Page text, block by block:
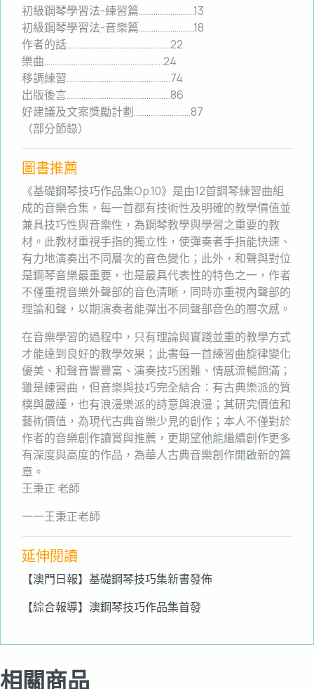
初級鋼琴學習法-練習篇……………………..13
初級鋼琴學習法-音樂篇……………………..18
作者的話………………………………………….22
樂曲………………………………………………..24
移調練習………………………………………….74
出版後言………………………………………….86
好建議及文案獎勵計劃………………………87
（部分節錄）
圖書推薦
《基礎鋼琴技巧作品集Op.10》是由12首鋼琴練習曲組
成的音樂合集，每一首都有技術性及明確的教學價值並
兼具技巧性與音樂性，為鋼琴教學與學習之重要的教
材。此教材重視手指的獨立性，使彈奏者手指能快速、
有力地演奏出不同層次的音色變化；此外，和聲與對位
是鋼琴音樂最重要，也是最具代表性的特色之一，作者
不僅重視音樂外聲部的音色清晰，同時亦重視內聲部的
理論和聲，以期演奏者能彈出不同聲部音色的層次感。
在音樂學習的過程中，只有理論與實踐並重的教學方式
才能達到良好的教學效果；此書每一首練習曲旋律變化
優美、和聲音響豐富、演奏技巧困難、情感流暢飽滿；
雖是練習曲，但音樂與技巧完全結合：有古典樂派的質
樸與嚴謹，也有浪漫樂派的詩意與浪漫；其研究價值和
藝術價值，為現代古典音樂少見的創作；本人不僅對於
作者的音樂創作讀賞與推薦，更期望他能繼續創作更多
有深度與高度的作品，為華人古典音樂創作開啟新的篇
章。
王秉正 老師
一一王秉正老師
延伸閱讀
【澳門日報】基礎鋼琴技巧集新書發佈
【綜合報導】澳鋼琴技巧作品集首發
相關商品